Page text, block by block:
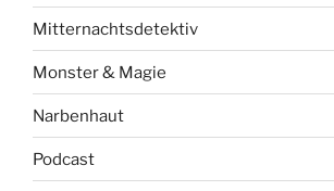
Mitternachtsdetektiv
Monster & Magie
Narbenhaut
Podcast